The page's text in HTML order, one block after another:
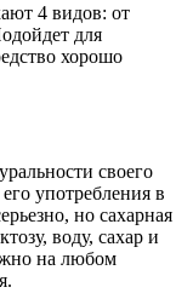
4 видов: от
для
хорошо
своего
употребления в
но сахарная
воду, сахар и
на любом